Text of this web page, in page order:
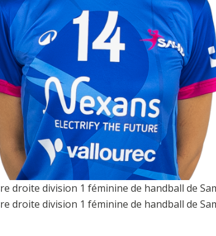
droite division 1 féminine de handball de
droite division 1 féminine de handball de